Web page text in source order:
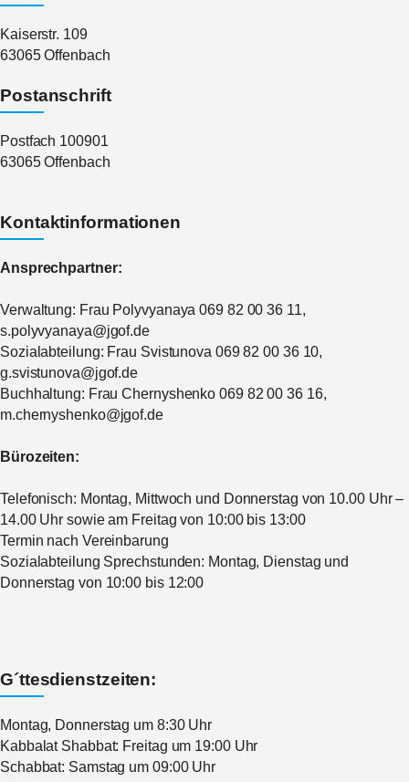
Kaiserstr. 109
63065 Offenbach
Postanschrift
Postfach 100901
63065 Offenbach
Kontaktinformationen
Ansprechpartner:
Verwaltung: Frau Polyvyanaya 069 82 00 36 11,
s.polyvyanaya@jgof.de
Sozialabteilung: Frau Svistunova 069 82 00 36 10,
g.svistunova@jgof.de
Buchhaltung: Frau Chernyshenko 069 82 00 36 16,
m.chernyshenko@jgof.de
Bürozeiten:
Telefonisch: Montag, Mittwoch und Donnerstag von 10.00 Uhr –
14.00 Uhr sowie am Freitag von 10:00 bis 13:00
Termin nach Vereinbarung
Sozialabteilung Sprechstunden: Montag, Dienstag und
Donnerstag von 10:00 bis 12:00
G´ttesdienstzeiten:
Montag, Donnerstag um 8:30 Uhr
Kabbalat Shabbat: Freitag um 19:00 Uhr
Schabbat: Samstag um 09:00 Uhr